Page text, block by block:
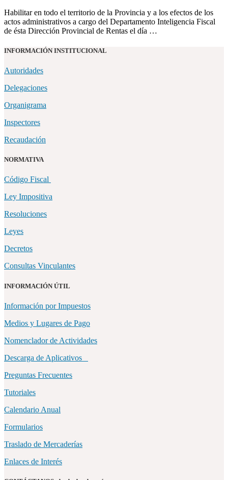
Habilitar en todo el territorio de la Provincia y a los efectos de los
actos administrativos a cargo del Departamento Inteligencia Fiscal
de ésta Dirección Provincial de Rentas el día …
INFORMACIÓN INSTITUCIONAL
Autoridades
Delegaciones
Organigrama
Inspectores
Recaudación
NORMATIVA
Código Fiscal
Ley Impositiva
Resoluciones
Leyes
Decretos
Consultas Vinculantes
INFORMACIÓN ÚTIL
Información por Impuestos
Medios y Lugares de Pago
Nomenclador de Actividades
Descarga de Aplicativos
Preguntas Frecuentes
Tutoriales
Calendario Anual
Formularios
Traslado de Mercaderías
Enlaces de Interés